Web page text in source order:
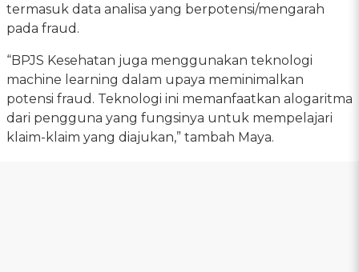
termasuk data analisa yang berpotensi/mengarah
pada fraud.
“BPJS Kesehatan juga menggunakan teknologi
machine learning dalam upaya meminimalkan
potensi fraud. Teknologi ini memanfaatkan alogaritma
dari pengguna yang fungsinya untuk mempelajari
klaim-klaim yang diajukan,” tambah Maya.